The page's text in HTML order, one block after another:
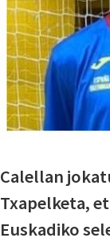
Calellan
Txapelketa,
Euskadiko